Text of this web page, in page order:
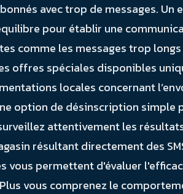
avec trop de messages.
pour établir une
comme les messages trop
offres spéciales disponibles
locales concernant
option de désinscription simple
attentivement les
résultant directement des
vous permettent d'évaluer
vous comprenez le